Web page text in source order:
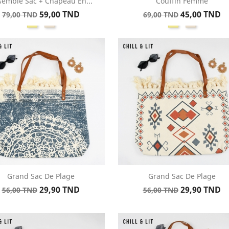
Prix
79,00 TND Prix
59,00 TND
 Aperçu rapide
Prix
69,00 TND Prix
45,00 TND

Grand Sac De Plage
Prix
56,00 TND Prix
29,90 TND
 Aperçu rapide
Grand Sac De Plage
Prix
56,00 TND Prix
29,90 TND
 Aperçu rapide